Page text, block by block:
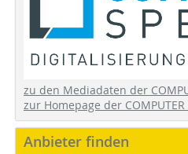
zu den Mediadaten der
zur Homepage der COMPUTER
Anbieter finden